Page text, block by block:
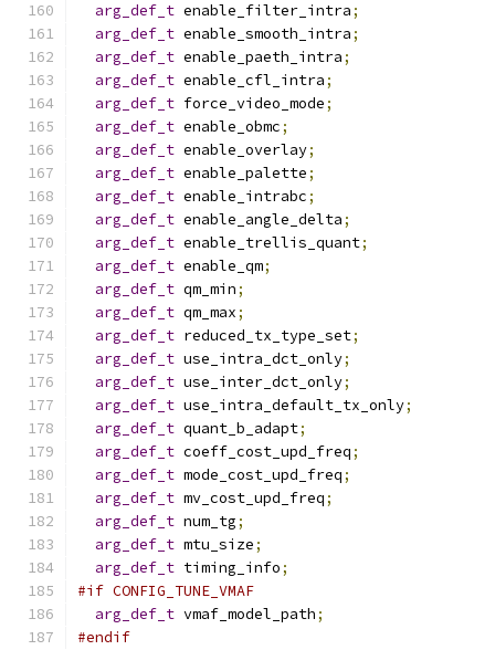
arg_def_t enable_filter_intra;
arg_def_t enable_smooth_intra;
arg_def_t enable_paeth_intra;
arg_def_t enable_cfl_intra;
arg_def_t force_video_mode;
arg_def_t enable_obmc;
arg_def_t enable_overlay;
arg_def_t enable_palette;
arg_def_t enable_intrabc;
arg_def_t enable_angle_delta;
arg_def_t enable_trellis_quant;
arg_def_t enable_qm;
arg_def_t qm_min;
arg_def_t qm_max;
arg_def_t reduced_tx_type_set;
arg_def_t use_intra_dct_only;
arg_def_t use_inter_dct_only;
arg_def_t use_intra_default_tx_only;
arg_def_t quant_b_adapt;
arg_def_t coeff_cost_upd_freq;
arg_def_t mode_cost_upd_freq;
arg_def_t mv_cost_upd_freq;
arg_def_t num_tg;
arg_def_t mtu_size;
arg_def_t timing_info;
#if CONFIG_TUNE_VMAF
arg_def_t vmaf_model_path;
#endif